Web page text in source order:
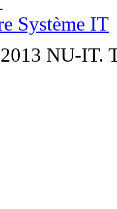
Système IT
NU-IT.